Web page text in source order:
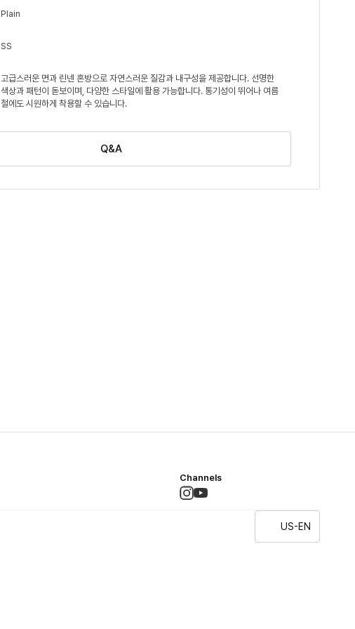
Plain
SS
고급스러운 면과 린넨 혼방으로 자연스러운 질감과 내구성을 제공합니다. 선명한
색상과 패턴이 돋보이며, 다양한 스타일에 활용 가능합니다. 통기성이 뛰어나 여름
철에도 시원하게 착용할 수 있습니다.
Q&A
Channels
US-EN